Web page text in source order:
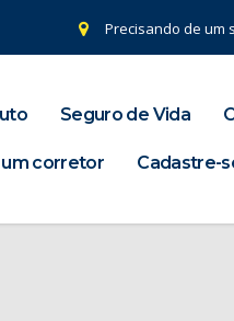
Precisando de um
Seguro de Vida
corretor Cadastre-